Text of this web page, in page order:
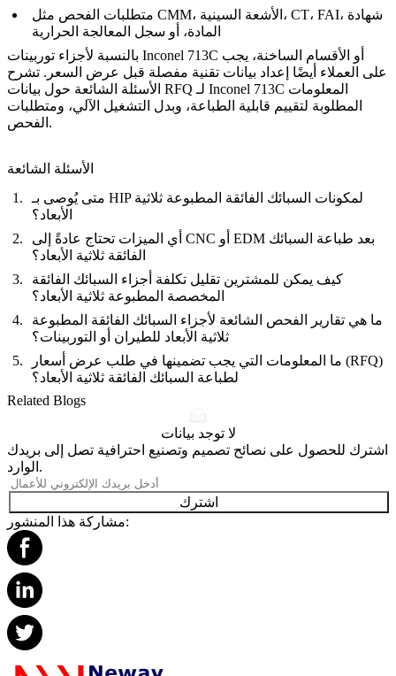
متطلبات الفحص مثل CMM، الأشعة السينية، CT، FAI، شهادة
المادة، أو سجل المعالجة الحرارية
بالنسبة لأجزاء توربينات Inconel 713C أو الأقسام الساخنة، يجب
على العملاء أيضًا إعداد بيانات تقنية مفصلة قبل عرض السعر. تشرح
الأسئلة الشائعة حول
بيانات RFQ لـ Inconel 713C
المطلوبة لتقييم قابلية الطباعة، وبدل التشغيل الآلي، ومتطلبات
الفحص.
الأسئلة الشائعة
متى يُوصى بـ HIP لمكونات السبائك الفائقة المطبوعة ثلاثية
الأبعاد؟
أي الميزات تحتاج عادةً إلى CNC أو EDM بعد طباعة السبائك
الفائقة ثلاثية الأبعاد؟
كيف يمكن للمشترين تقليل تكلفة أجزاء السبائك الفائقة
المخصصة المطبوعة ثلاثية الأبعاد؟
ما هي تقارير الفحص الشائعة لأجزاء السبائك الفائقة المطبوعة
ثلاثية الأبعاد للطيران أو التوربينات؟
ما المعلومات التي يجب تضمينها في طلب عرض أسعار (RFQ)
لطباعة السبائك الفائقة ثلاثية الأبعاد؟
Related Blogs
لا توجد بيانات
اشترك للحصول على نصائح تصميم وتصنيع احترافية تصل إلى بريدك
الوارد.
اشترك
مشاركة هذا المنشور: